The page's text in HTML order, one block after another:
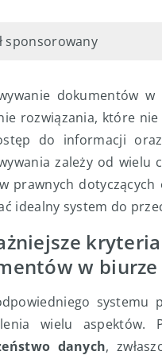
sponsorowany
dokumentów
rozwiązania, które
do informacji
zależy od
prawnych
idealny system do
w biurze
systemu
wielu aspektów.
danych,